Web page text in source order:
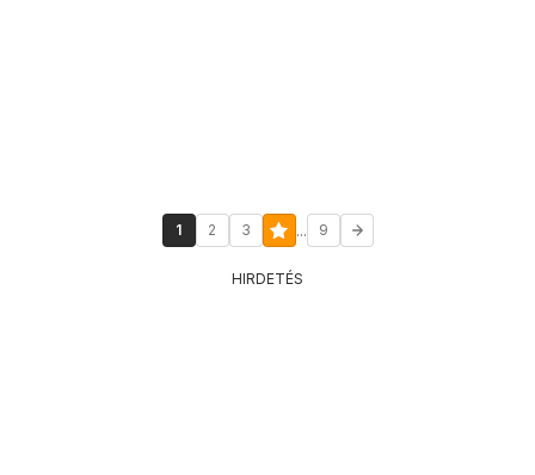
1 2 3 ... 9
HIRDETÉS